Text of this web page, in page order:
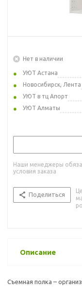
Нет в наличии
УЮТ Астана
Новосибирск, Лента
УЮТ в тц Апорт
УЮТ Алматы
Наши менеджеры
условия заказа
Поделиться
Описание
Съемная полка –